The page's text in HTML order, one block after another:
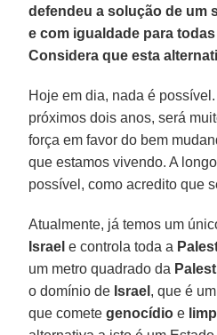
defendeu a solução de um
e com igualdade para
Considera que esta
Hoje em dia, nada é
próximos dois anos, será
força em favor do bem
que estamos vivendo. A
possível, como acredito que
Atualmente, já temos um
Israel e controla toda a
um metro quadrado da
o domínio de Israel , que é
que cometegenocídio e